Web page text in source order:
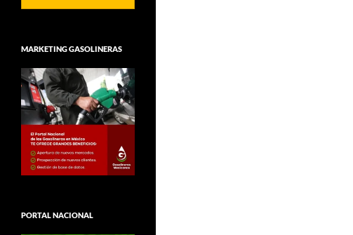
MARKETING GASOLINERAS
PORTAL NACIONAL